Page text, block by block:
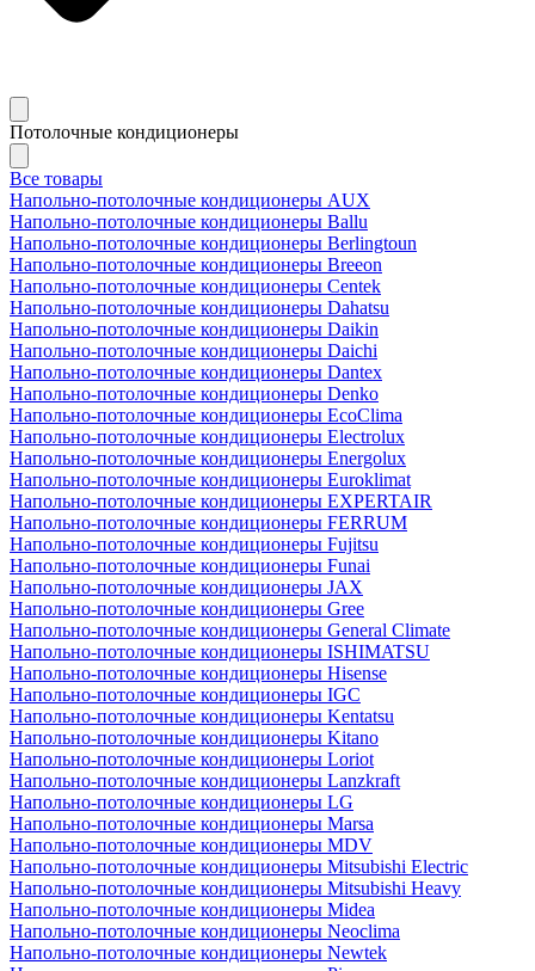
Потолочные кондиционеры
Все товары
Напольно-потолочные кондиционеры AUX
Напольно-потолочные кондиционеры Ballu
Напольно-потолочные кондиционеры Berlingtoun
Напольно-потолочные кондиционеры Breeon
Напольно-потолочные кондиционеры Centek
Напольно-потолочные кондиционеры Dahatsu
Напольно-потолочные кондиционеры Daikin
Напольно-потолочные кондиционеры Daichi
Напольно-потолочные кондиционеры Dantex
Напольно-потолочные кондиционеры Denko
Напольно-потолочные кондиционеры EcoClima
Напольно-потолочные кондиционеры Electrolux
Напольно-потолочные кондиционеры Energolux
Напольно-потолочные кондиционеры Euroklimat
Напольно-потолочные кондиционеры EXPERTAIR
Напольно-потолочные кондиционеры FERRUM
Напольно-потолочные кондиционеры Fujitsu
Напольно-потолочные кондиционеры Funai
Напольно-потолочные кондиционеры JAX
Напольно-потолочные кондиционеры Gree
Напольно-потолочные кондиционеры General Climate
Напольно-потолочные кондиционеры ISHIMATSU
Напольно-потолочные кондиционеры Hisense
Напольно-потолочные кондиционеры IGC
Напольно-потолочные кондиционеры Kentatsu
Напольно-потолочные кондиционеры Kitano
Напольно-потолочные кондиционеры Loriot
Напольно-потолочные кондиционеры Lanzkraft
Напольно-потолочные кондиционеры LG
Напольно-потолочные кондиционеры Marsa
Напольно-потолочные кондиционеры MDV
Напольно-потолочные кондиционеры Mitsubishi Electric
Напольно-потолочные кондиционеры Mitsubishi Heavy
Напольно-потолочные кондиционеры Midea
Напольно-потолочные кондиционеры Neoclima
Напольно-потолочные кондиционеры Newtek